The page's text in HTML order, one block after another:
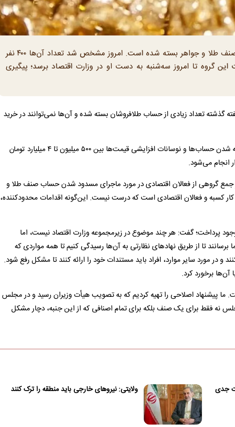
در روز‌های اخیر خبر آمد حساب تعداد زیادی از اعضای صنف طلا و جواهر بسته شده است. امروز مشخص شد تعداد آن‌ها ۴۰۰ نفر
گروه تا امروز سه‌شنبه به دست او در وزارت اقتصاد برسد؛ پیگیری
گذشته تعداد زیادی از حساب طلافروشان بسته شده و آن‌ها نمی‌توانند در خرید
به گزارش اکو ایران، به گفته نادر بذرافشان، این افراد در اثر بسته شدن حساب‌ها و نوسانات افزایشی قیمت‌ها بین ۵۰۰ میلیون تا ۴ میلیارد تومان
انجام می‌شود.
جمع گروهی از فعالان اقتصادی در مورد ماجرای مسدود شدن حساب صنف طلا و
کار کسبه و فعالان اقتصادی است که درست نیست. این‌گونه اقدامات محدودکننده،
پرداخت؛ گفت: هر چند موضوع در زیرمجموعه وزارت اقتصاد نیست، اما
ما برسانند تا از طریق نهاد‌های نظارتی به آن‌ها رسیدگی کنیم تا همه مواردی که
مورد سایر موارد، افراد باید مستندات خود را ارائه کنند تا مشکل رفع شود.
برخورد کرد.
پیشنهاد اصلاحی را تهیه کردیم که به تصویب هیأت وزیران رسید و در مجلس
نه فقط برای یک صنف بلکه برای تمام اصنافی که از این جنبه، دچار مشکل
جدی
ولایتی: نیروهای خارجی باید منطقه را ترک کنند